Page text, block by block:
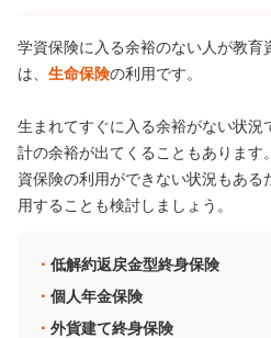
学資保険に入る余裕のない人が教育
は、 生命保険の利用です。
生まれてすぐに入る余裕がない状況
計の余裕が出てくることもあります
資保険の利用ができない状況もあ
用することも検討しましょう。
低解約返戻金型終身保険
個人年金保険
外貨建て終身保険